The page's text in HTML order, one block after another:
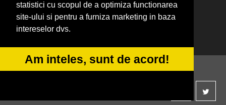
statistici cu scopul de a optimiza functionarea
site-ului si pentru a furniza marketing in baza
intereselor dvs.
Am inteles, sunt de acord!
DresajCaine.ro
NonStopDeschis.ro
© 2014-2026 -ANPC SOL